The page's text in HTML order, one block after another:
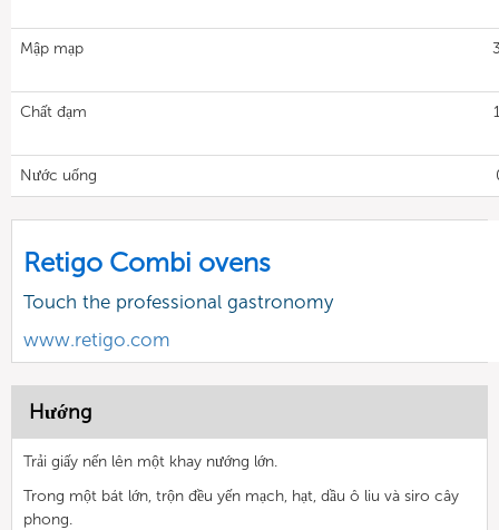
Mập mạp
Chất đạm
Nước uống
Retigo Combi ovens
Touch the professional gastronomy
www.retigo.com
Hướng
Trải giấy nến lên một khay nướng lớn.
Trong một bát lớn, trộn đều yến mạch, hạt, dầu ô liu và siro cây
phong.